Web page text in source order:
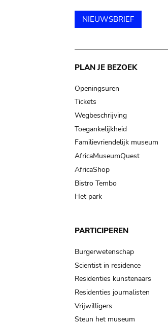
NIEUWSBRIEF
Main
navigation
PLAN JE BEZOEK
Openingsuren
Tickets
Wegbeschrijving
Toegankelijkheid
Familievriendelijk museum
AfricaMuseumQuest
AfricaShop
Bistro Tembo
Het park
PARTICIPEREN
Burgerwetenschap
Scientist in residence
Residenties kunstenaars
Residenties journalisten
Vrijwilligers
Steun het museum